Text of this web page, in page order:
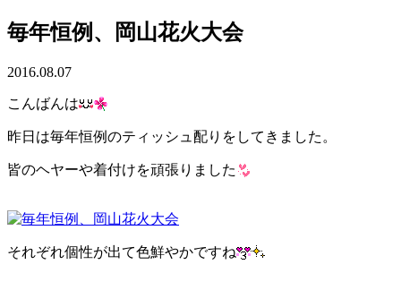
毎年恒例、岡山花火大会
2016.08.07
こんばんは
昨日は毎年恒例のティッシュ配りをしてきました。
皆のヘヤーや着付けを頑張りました
それぞれ個性が出て色鮮やかですね